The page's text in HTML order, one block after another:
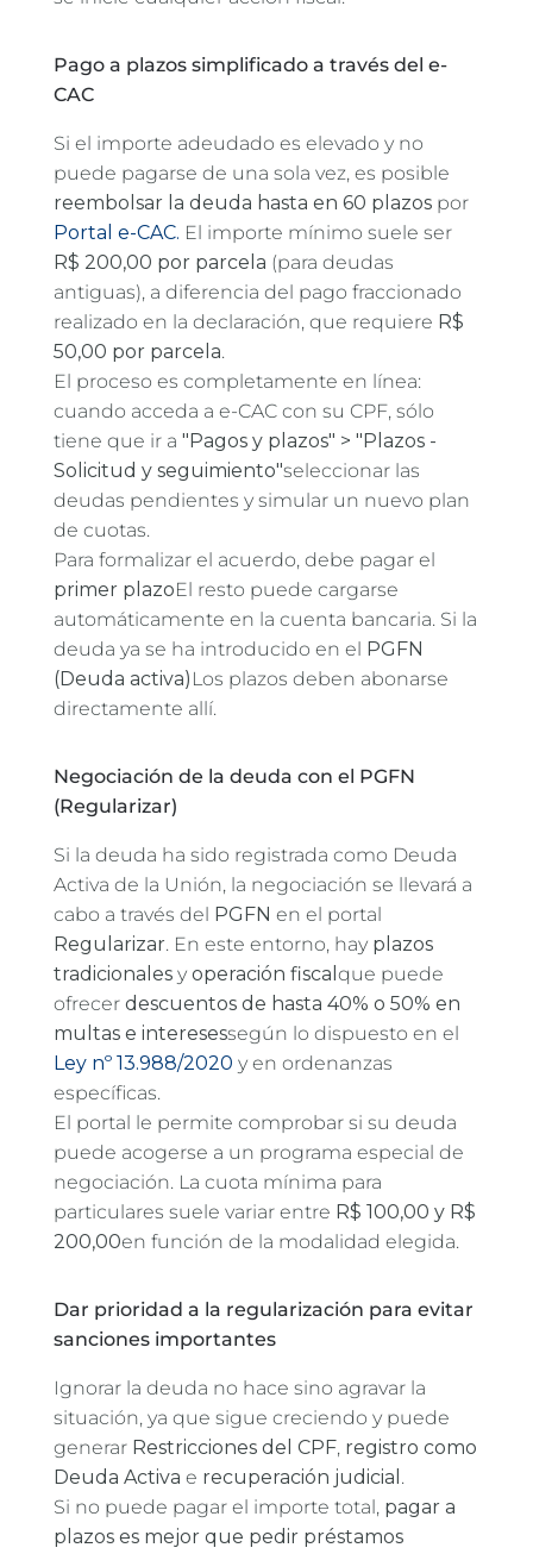
Pago a plazos simplificado a través del e-
CAC
Si el importe adeudado es elevado y no
puede pagarse de una sola vez, es posible
reembolsar la deuda hasta en 60 plazos por
Portal e-CAC. El importe mínimo suele ser
R$ 200,00 por parcela (para deudas
antiguas), a diferencia del pago fraccionado
realizado en la declaración, que requiere R$
50,00 por parcela.
El proceso es completamente en línea:
cuando acceda a e-CAC con su CPF, sólo
tiene que ir a "Pagos y plazos" > "Plazos -
Solicitud y seguimiento"seleccionar las
deudas pendientes y simular un nuevo plan
de cuotas.
Para formalizar el acuerdo, debe pagar el
primer plazoEl resto puede cargarse
automáticamente en la cuenta bancaria. Si la
deuda ya se ha introducido en el
PGFN
(Deuda activa) Los plazos deben abonarse
directamente allí.
Negociación de la deuda con el PGFN
(Regularizar)
Si la deuda ha sido registrada como Deuda
Activa de la Unión, la negociación se llevará a
cabo a través del
PGFN en el portal
Regularizar. En este entorno, hay plazos
tradicionales y operación fiscal que puede
ofrecer descuentos de hasta 40% o 50% en
multas e interesessegún lo dispuesto en el
Ley nº 13.988/2020 y en ordenanzas
específicas.
El portal le permite comprobar si su deuda
puede acogerse a un programa especial de
negociación. La cuota mínima para
particulares suele variar entre R$ 100,00 y R$
200,00en función de la modalidad elegida.
Dar prioridad a la regularización para evitar
sanciones importantes
Ignorar la deuda no hace sino agravar la
situación, ya que sigue creciendo y puede
generar Restricciones del CPF, registro como
Deuda Activa e recuperación judicial .
Si no puede pagar el importe total, pagar a
plazos es mejor que pedir préstamos